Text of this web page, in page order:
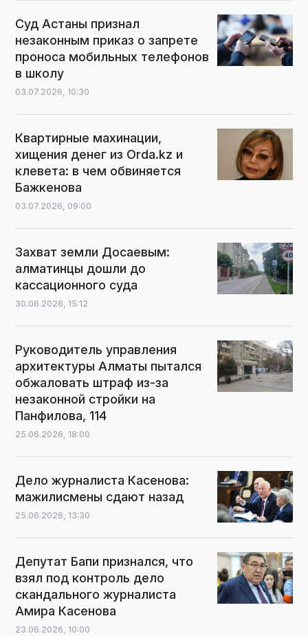
Суд Астаны признал
незаконным приказ о запрете
проноса мобильных телефонов
в школу
03.07.2026, 10:30
Квартирные махинации,
хищения денег из Orda.kz и
клевета: в чем обвиняется
Бажкенова
03.07.2026, 09:00
Захват земли Досаевым:
алматинцы дошли до
кассационного суда
30.06.2026, 15:12
Руководитель управления
архитектуры Алматы пытался
обжаловать штраф из-за
незаконной стройки на
Панфилова, 114
25.06.2026, 18:00
Дело журналиста Касенова:
мажилисмены сдают назад
25.06.2026, 13:30
Депутат Бапи признался, что
взял под контроль дело
скандального журналиста
Амира Касенова
23.06.2026, 10:00